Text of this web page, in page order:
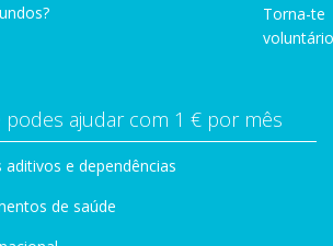
Torna-te
ajudar com 1 € por mês
e dependências
de saúde